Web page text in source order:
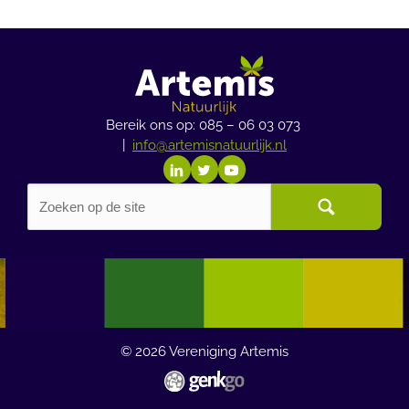
Bereik ons op: 085 – 06 03 073
info@artemisnatuurlijk.nl
© 2026Vereniging Artemis